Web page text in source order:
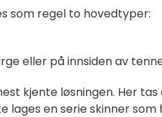
som regel to hovedtyper:
eller på innsiden av
kjente løsningen. Her
lages en serie skinner